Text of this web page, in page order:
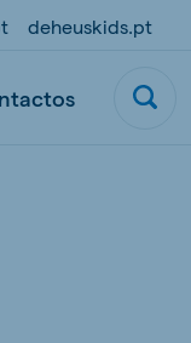
deheuskids.pt